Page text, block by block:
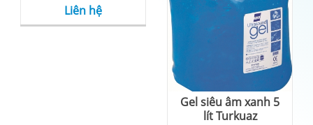
Liên hệ
Gel siêu âm xanh 5
lít Turkuaz